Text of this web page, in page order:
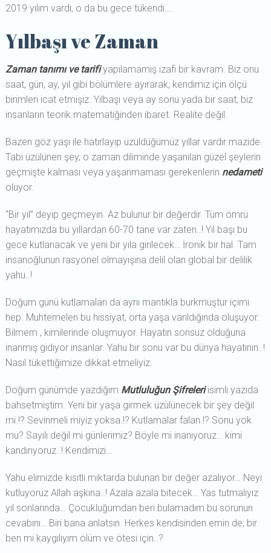
2019 yılım vardı, o da bu gece tükendi….
Yılbaşı ve Zaman
Zaman tanımı ve tarifiyapılamamış izafi bir kavram. Biz onu
saat, gün, ay, yıl gibi bölümlere ayırarak, kendimiz için ölçü
birimleri icat etmişiz. Yılbaşı veya ay sonu yada bir saat; biz
insanların teorik matematiğinden ibaret. Realite değil.
Bazen göz yaşı ile hatırlayıp üzüldüğümüz yıllar vardır mazide.
Tabi üzülünen şey, o zaman diliminde yaşanılan güzel şeylerin
geçmişte kalması veya yaşanmaması gerekenlerin nedameti
oluyor.
“Bir yıl” deyip geçmeyin. Az bulunur bir değerdir. Tüm ömrü
hayatımızda bu yıllardan 60-70 tane var zaten..! Yıl başı bu
gece kutlanacak ve yeni bir yıla girilecek… İronik bir hal. Tam
insanoğlunun rasyonel olmayışına delil olan global bir delilik
yahu..!
Doğum günü kutlamaları da aynı mantıkla burkmuştur içimi
hep. Muhtemelen bu hissiyat, orta yaşa varıldığında oluşuyor.
Bilmem , kimilerinde oluşmuyor. Hayatın sonsuz olduğuna
inanmış gidiyor insanlar. Yahu bir sonu var bu dünya hayatının..!
Nasıl tükettiğimize dikkat etmeliyiz.
Doğum günümde yazdığım Mutluluğun Şifreleriisimli yazıda
bahsetmiştim. Yeni bir yaşa girmek üzülünecek bir şey değil
mi.!? Sevinmeli miyiz yoksa.!? Kutlamalar falan.!? Sonu yok
mu? Sayılı değil mi günlerimiz? Böyle mi inanıyoruz… kimi
kandırıyoruz..! Kendimizi…
Yahu elimizde kısıtlı miktarda bulunan bir değer azalıyor… Neyi
kutluyoruz Allah aşkına..! Azala azala bitecek… Yas tutmalıyız
yıl sonlarında… Çocukluğumdan beri bulamadım bu sorunun
cevabını… Biri bana anlatsın. Herkes kendisinden emin de; bir
ben mi kaygılıyım ölüm ve ötesi için..?